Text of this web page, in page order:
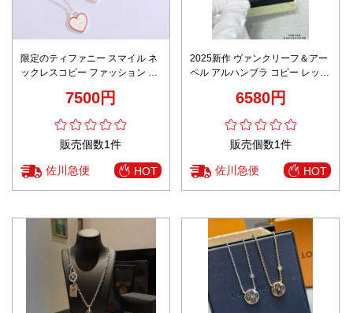
限定のティファニー スマイル ネ
ックレスコピー ファッション ハ
7500円
販売個数1件
佐川急便 HOT
2025新作 ヴァンクリーフ＆アー
ペル アルハンブラ コピー レッド
仕上げ 数量限定入荷
6580円
販売個数1件
佐川急便 HOT